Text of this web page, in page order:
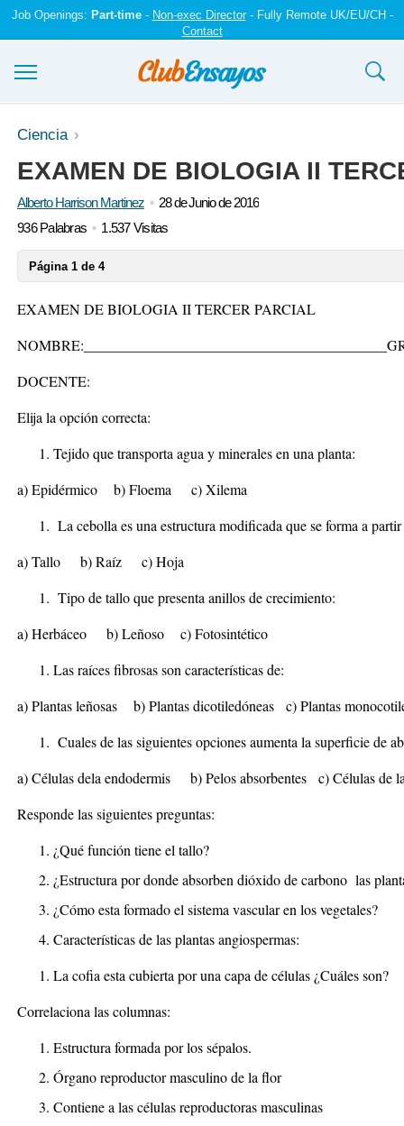
Job Openings: Part-time- Non-exec Director- Fully Remote UK/EU/CH -
Contact
Ensayos y trabajos
Registrarse
Iniciar sesión
Ciencia
EXAMEN DE BIOLOGIA II
Alberto Harrison Martinez
28 de Junio de 2016
936 Palabras
1.537 Visitas
Página 1 de 4
EXAMEN DE BIOLOGIA II TERCER PARCIAL
DOCENTE:
Elija la opción correcta:
Tejido que transporta agua y minerales en una planta:
a) Epidérmico b) Floema c) Xilema
La cebolla es una estructura modificada que se forma a
a) Tallo b) Raíz c) Hoja
Tipo de tallo que presenta anillos de crecimiento:
a) Herbáceo b) Leñoso c) Fotosintético
Las raíces fibrosas son características de:
a) Plantas leñosas b) Plantas dicotiledóneas c) Plantas
Cuales de las siguientes opciones aumenta la superficie de
a) Células dela endodermis b) Pelos absorbentes c) Células de
Responde las siguientes preguntas:
¿Qué función tiene el tallo?
¿Estructura por donde absorben dióxido de carbono las
¿Cómo esta formado el sistema vascular en los vegetales?
Características de las plantas angiospermas:
La cofia esta cubierta por una capa de células ¿Cuáles son?
Correlaciona las columnas:
Estructura formada por
Órgano reproductor
Contiene a las células reproductoras